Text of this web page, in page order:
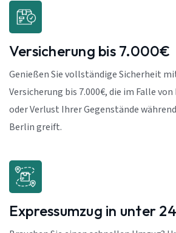
Versicherung bis 7.000€
Genießen Sie vollständige Sicherheit
Versicherung bis 7.000€, die im Falle
oder Verlust Ihrer Gegenstände
Berlin greift.
Expressumzug in unter